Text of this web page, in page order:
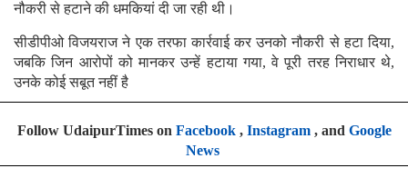
नौकरी से हटाने की धमकियां दी जा रही थी।
सीडीपीओ विजयराज ने एक तरफा कार्रवाई कर उनको नौकरी से हटा दिया,
जबकि जिन आरोपों को मानकर उन्हें हटाया गया, वे पूरी तरह निराधार थे,
उनके कोई सबूत नहीं है
Follow UdaipurTimes on Facebook, Instagram, and Google
News